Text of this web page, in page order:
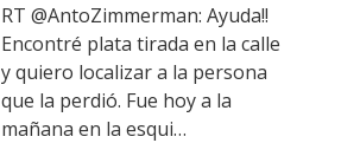
RT @AntoZimmerman: Ayuda!!
Encontré plata tirada en la calle
y quiero localizar a la persona
que la perdió. Fue hoy a la
mañana en la esqui…